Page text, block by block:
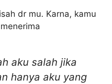
dr mu. Karna, kamu
aku salah jika
hanya aku yang